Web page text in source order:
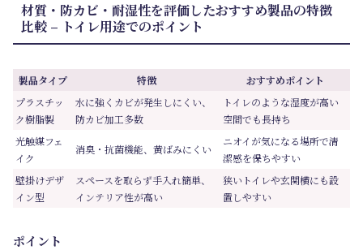
材質・防カビ・耐湿性を評価したおすすめ製品の特徴
比較 – トイレ用途でのポイント
製品タイプ 特徴
おすすめポイント
プラスチッ
ク樹脂製
水に強くカビが発生しにくい、
防カビ加工多数
トイレのような湿度が高い
空間でも長持ち
光触媒フェ
イク
消臭・抗菌機能、黄ばみにくい
ニオイが気になる場所で清
潔感を保ちやすい
壁掛けデザ
イン型
スペースを取らず手入れ簡単、
インテリア性が高い
狭いトイレや玄関横にも設
置しやすい
ポイント